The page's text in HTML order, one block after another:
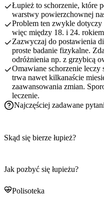
Łupież to schorzenie, które
warstwy powierzchownej
Problem ten zwykle
więc między 18. i 24.
Zazwyczaj do postawienia
proste badanie fizykalne.
odróżnienia np. z grzybicą
Omawiane schorzenie leczy
trwa nawet kilkanaście
zaawansowania zmian.
leczenie.
Najczęściej zadawane
Skąd się bierze łupież?
Jak pozbyć się łupieżu?
Polisoteka